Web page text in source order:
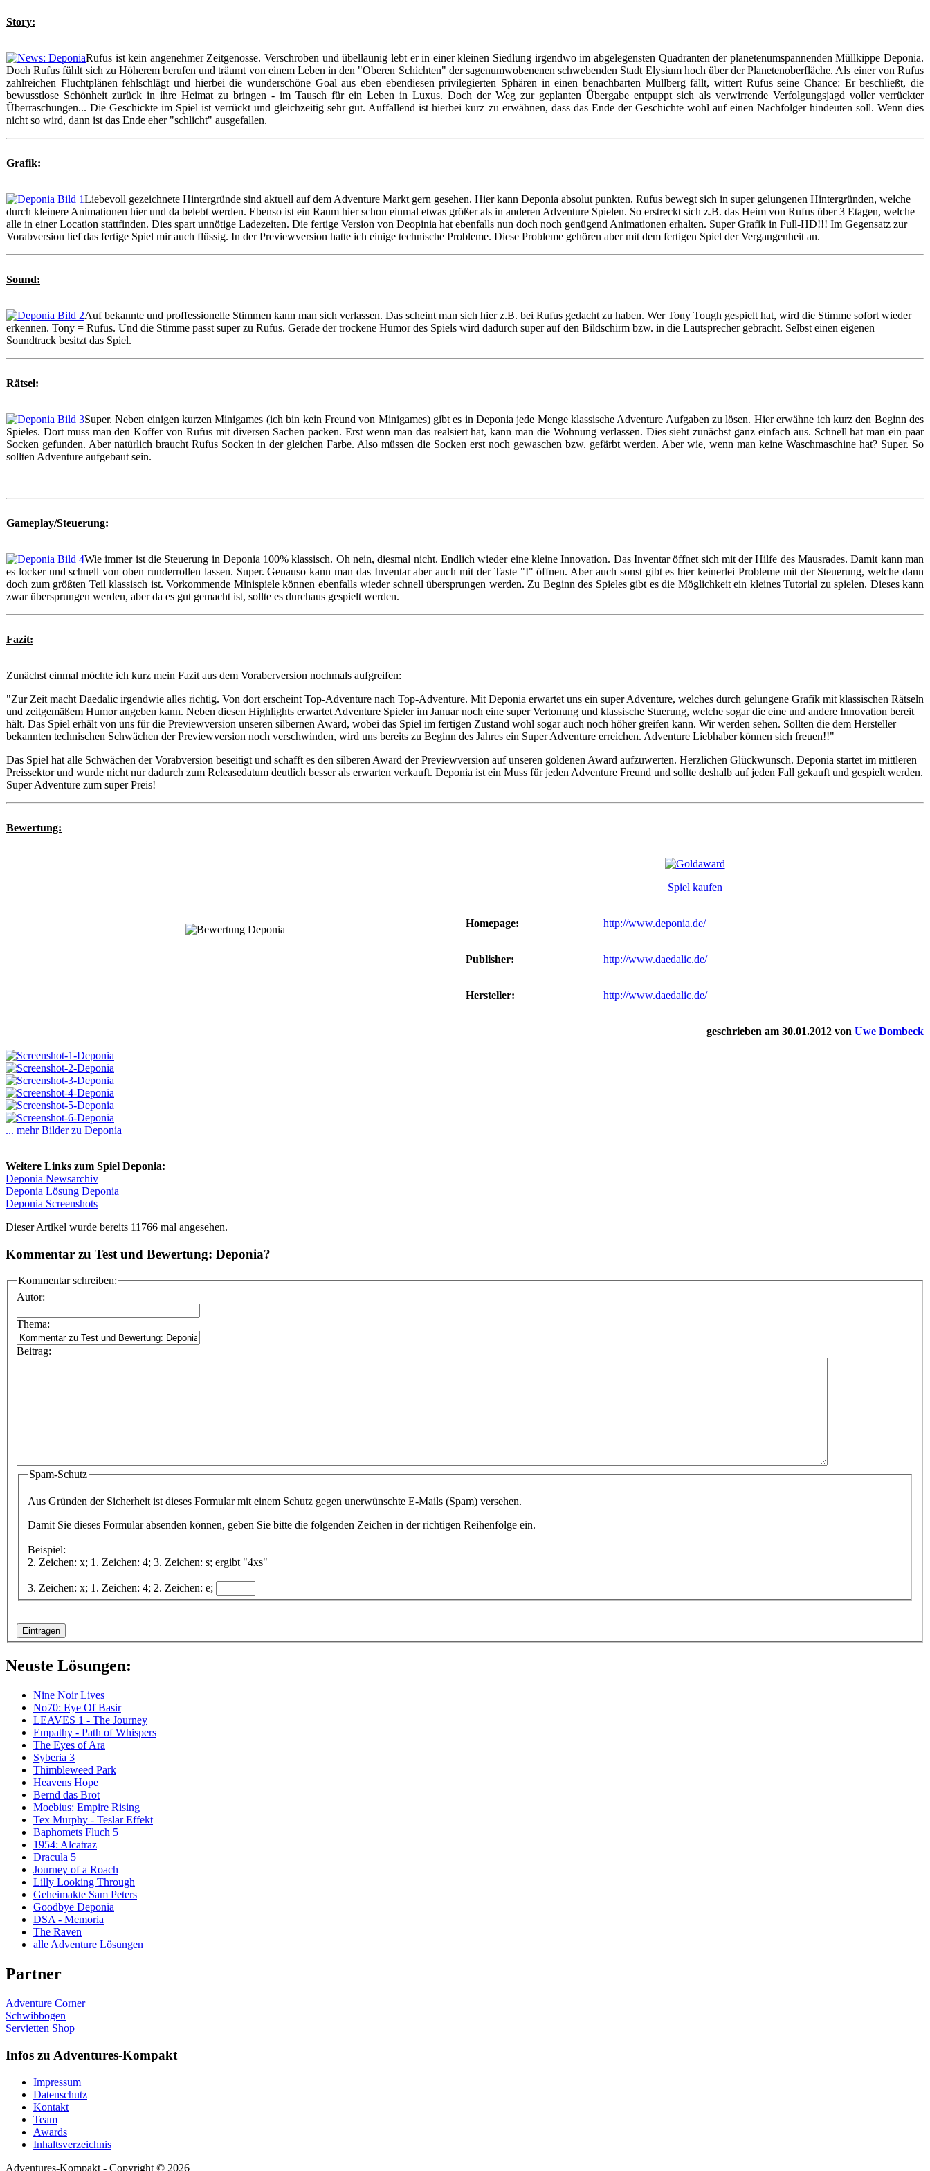
Story:
Rufus ist kein angenehmer Zeitgenosse. Verschroben und übellaunig lebt er in einer kleinen Siedlung irgendwo im abgelegensten Quadranten der planetenumspannenden Müllkippe Deponia.
Doch Rufus fühlt sich zu Höherem berufen und träumt von einem Leben in den "Oberen Schichten" der sagenumwobenenen schwebenden Stadt Elysium hoch über der Planetenoberfläche. Als einer von Rufus
zahlreichen Fluchtplänen fehlschlägt und hierbei die wunderschöne Goal aus eben ebendiesen privilegierten Sphären in einen benachbarten Müllberg fällt, wittert Rufus seine Chance: Er beschließt, die
bewusstlose Schönheit zurück in ihre Heimat zu bringen - im Tausch für ein Leben in Luxus. Doch der Weg zur geplanten Übergabe entpuppt sich als verwirrende Verfolgungsjagd voller verrückter
Überraschungen... Die Geschickte im Spiel ist verrückt und gleichzeitig sehr gut. Auffallend ist hierbei kurz zu erwähnen, dass das Ende der Geschichte wohl auf einen Nachfolger hindeuten soll. Wenn dies
nicht so wird, dann ist das Ende eher "schlicht" ausgefallen.
Grafik:
Liebevoll gezeichnete Hintergründe sind aktuell auf dem Adventure Markt gern gesehen. Hier kann Deponia absolut punkten. Rufus bewegt sich in super gelungenen Hintergründen, welche
durch kleinere Animationen hier und da belebt werden. Ebenso ist ein Raum hier schon einmal etwas größer als in anderen Adventure Spielen. So erstreckt sich z.B. das Heim von Rufus über 3 Etagen, welche
alle in einer Location stattfinden. Dies spart unnötige Ladezeiten. Die fertige Version von Deopinia hat ebenfalls nun doch noch genügend Animationen erhalten. Super Grafik in Full-HD!!! Im Gegensatz zur
Vorabversion lief das fertige Spiel mir auch flüssig. In der Previewversion hatte ich einige technische Probleme. Diese Probleme gehören aber mit dem fertigen Spiel der Vergangenheit an.
Sound:
Auf bekannte und proffessionelle Stimmen kann man sich verlassen. Das scheint man sich hier z.B. bei Rufus gedacht zu haben. Wer Tony Tough gespielt hat, wird die Stimme sofort wieder
erkennen. Tony = Rufus. Und die Stimme passt super zu Rufus. Gerade der trockene Humor des Spiels wird dadurch super auf den Bildschirm bzw. in die Lautsprecher gebracht. Selbst einen eigenen
Soundtrack besitzt das Spiel.
Rätsel:
Super. Neben einigen kurzen Minigames (ich bin kein Freund von Minigames) gibt es in Deponia jede Menge klassische Adventure Aufgaben zu lösen. Hier erwähne ich kurz den Beginn des
Spieles. Dort muss man den Koffer von Rufus mit diversen Sachen packen. Erst wenn man das realsiert hat, kann man die Wohnung verlassen. Dies sieht zunächst ganz einfach aus. Schnell hat man ein paar
Socken gefunden. Aber natürlich braucht Rufus Socken in der gleichen Farbe. Also müssen die Socken erst noch gewaschen bzw. gefärbt werden. Aber wie, wenn man keine Waschmaschine hat? Super. So
sollten Adventure aufgebaut sein.
Gameplay/Steuerung:
Wie immer ist die Steuerung in Deponia 100% klassisch. Oh nein, diesmal nicht. Endlich wieder eine kleine Innovation. Das Inventar öffnet sich mit der Hilfe des Mausrades. Damit kann man
es locker und schnell von oben runderrollen lassen. Super. Genauso kann man das Inventar aber auch mit der Taste "I" öffnen. Aber auch sonst gibt es hier keinerlei Probleme mit der Steuerung, welche dann
doch zum größten Teil klassisch ist. Vorkommende Minispiele können ebenfalls wieder schnell übersprungen werden. Zu Beginn des Spieles gibt es die Möglichkeit ein kleines Tutorial zu spielen. Dieses kann
zwar übersprungen werden, aber da es gut gemacht ist, sollte es durchaus gespielt werden.
Fazit:
Zunächst einmal möchte ich kurz mein Fazit aus dem Voraberversion nochmals aufgreifen:
"Zur Zeit macht Daedalic irgendwie alles richtig. Von dort erscheint Top-Adventure nach Top-Adventure. Mit Deponia erwartet uns ein super Adventure, welches durch gelungene Grafik mit klassischen Rätseln
und zeitgemäßem Humor angeben kann. Neben diesen Highlights erwartet Adventure Spieler im Januar noch eine super Vertonung und klassische Stuerung, welche sogar die eine und andere Innovation bereit
hält. Das Spiel erhält von uns für die Previewversion unseren silbernen Award, wobei das Spiel im fertigen Zustand wohl sogar auch noch höher greifen kann. Wir werden sehen. Sollten die dem Hersteller
bekannten technischen Schwächen der Previewversion noch verschwinden, wird uns bereits zu Beginn des Jahres ein Super Adventure erreichen. Adventure Liebhaber können sich freuen!!"
Das Spiel hat alle Schwächen der Vorabversion beseitigt und schafft es den silberen Award der Previewversion auf unseren goldenen Award aufzuwerten. Herzlichen Glückwunsch. Deponia startet im mittleren
Preissektor und wurde nicht nur dadurch zum Releasedatum deutlich besser als erwarten verkauft. Deponia ist ein Muss für jeden Adventure Freund und sollte deshalb auf jeden Fall gekauft und gespielt werden.
Super Adventure zum super Preis!
Bewertung:
Spiel kaufen
Homepage: http://www.deponia.de/
Publisher: http://www.daedalic.de/
Hersteller: http://www.daedalic.de/
geschrieben am 30.01.2012 von Uwe Dombeck
... mehr Bilder zu Deponia
Weitere Links zum Spiel Deponia:
Deponia Newsarchiv
Deponia Lösung Deponia
Deponia Screenshots
Dieser Artikel wurde bereits 11766 mal angesehen.
Kommentar zu Test und Bewertung: Deponia?
Kommentar schreiben:
Autor:
Thema:
Beitrag:
Spam-Schutz
Aus Gründen der Sicherheit ist dieses Formular mit einem Schutz gegen unerwünschte E-Mails (Spam) versehen.
Damit Sie dieses Formular absenden können, geben Sie bitte die folgenden Zeichen in der richtigen Reihenfolge ein.
Beispiel:
2. Zeichen: x; 1. Zeichen: 4; 3. Zeichen: s; ergibt "4xs"
3. Zeichen: x; 1. Zeichen: 4; 2. Zeichen: e;
Neuste Lösungen:
Nine Noir Lives
No70: Eye Of Basir
LEAVES 1 - The Journey
Empathy - Path of Whispers
The Eyes of Ara
Syberia 3
Thimbleweed Park
Heavens Hope
Bernd das Brot
Moebius: Empire Rising
Tex Murphy - Teslar Effekt
Baphomets Fluch 5
1954: Alcatraz
Dracula 5
Journey of a Roach
Lilly Looking Through
Geheimakte Sam Peters
Goodbye Deponia
DSA - Memoria
The Raven
alle Adventure Lösungen
Partner
Adventure Corner
Schwibbogen
Servietten Shop
Infos zu Adventures-Kompakt
Impressum
Datenschutz
Kontakt
Team
Awards
Inhaltsverzeichnis
Adventures-Kompakt - Copyright © 2026